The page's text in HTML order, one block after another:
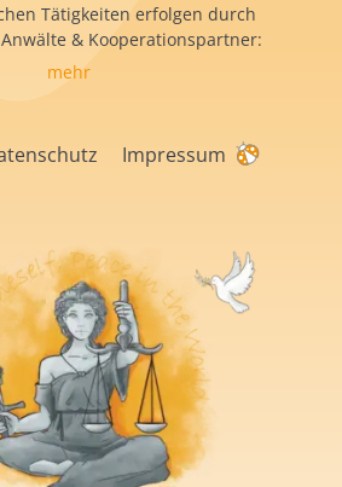
Tätigkeiten erfolgen durch
& Kooperationspartner:
mehr
Impressum